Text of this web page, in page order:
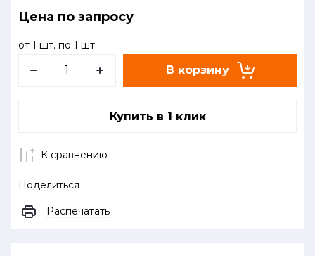
Цена по запросу
от 1 шт. по 1 шт.
В корзину
Купить в 1 клик
К сравнению
Поделиться
Распечатать